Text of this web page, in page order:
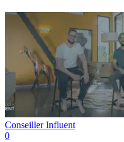
Conseiller Influent
0